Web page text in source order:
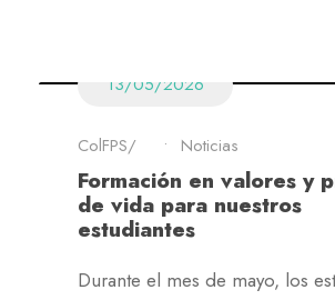
13/05/2026
ColFPS • Noticias
Formación en valores y
de vida para nuestros
estudiantes
Durante el mes de mayo, los